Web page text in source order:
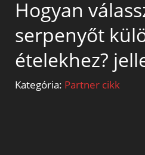
Hogyan
serpenyőt
ételekhez?
Kategória: Partner cikk